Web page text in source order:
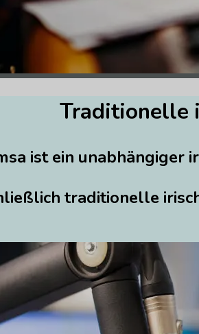
Traditionelle
ist ein unabhängiger
traditionelle